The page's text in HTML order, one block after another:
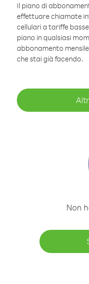
Il piano di
effettuare chiamate
cellulari a tariffe
piano in qualsiasi
abbonamento
che stai già facendo.
Non